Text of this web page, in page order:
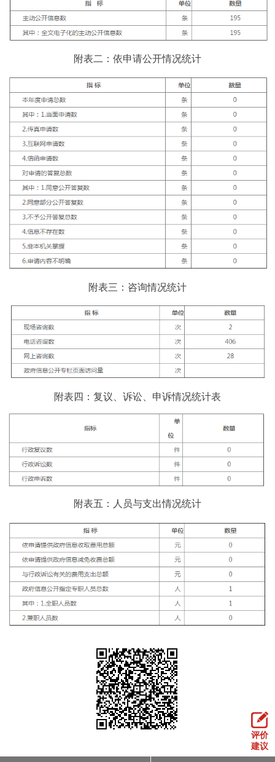
附表二：依申请公开情况统计
附表三：咨询情况统计
附表四：复议、诉讼、申诉情况统计表
附表五：人员与支出情况统计
评价
建议